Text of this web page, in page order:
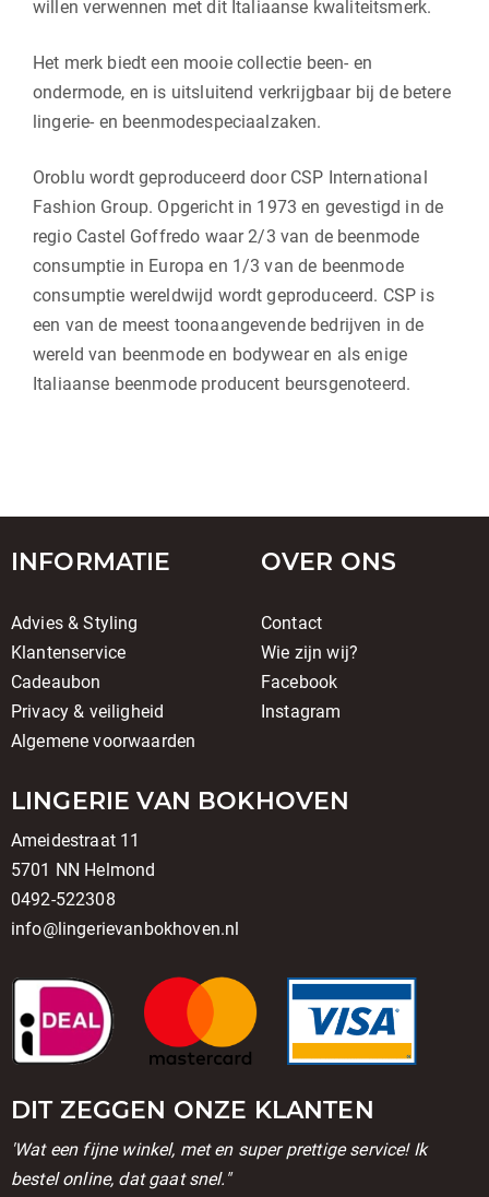
willen verwennen met dit Italiaanse kwaliteitsmerk.
Het merk biedt een mooie collectie been- en
ondermode, en is uitsluitend verkrijgbaar bij de betere
lingerie- en beenmodespeciaalzaken.
Oroblu wordt geproduceerd door CSP International
Fashion Group. Opgericht in 1973 en gevestigd in de
regio Castel Goffredo waar 2/3 van de beenmode
consumptie in Europa en 1/3 van de beenmode
consumptie wereldwijd wordt geproduceerd. CSP is
een van de meest toonaangevende bedrijven in de
wereld van beenmode en bodywear en als enige
Italiaanse beenmode producent beursgenoteerd.
INFORMATIE
Advies & Styling
Klantenservice
Cadeaubon
Privacy & veiligheid
Algemene voorwaarden
OVER ONS
Contact
Wie zijn wij?
Facebook
Instagram
LINGERIE VAN BOKHOVEN
Ameidestraat 11
5701 NN Helmond
0492-522308
info@lingerievanbokhoven.nl
DIT ZEGGEN ONZE KLANTEN
'Wat een fijne winkel, met en super prettige service! Ik
bestel online, dat gaat snel."